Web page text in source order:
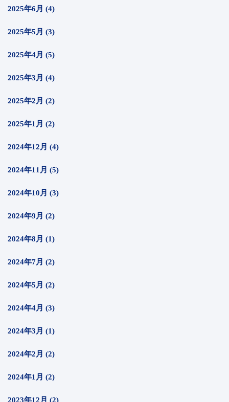
2025年6月 (4)
2025年5月 (3)
2025年4月 (5)
2025年3月 (4)
2025年2月 (2)
2025年1月 (2)
2024年12月 (4)
2024年11月 (5)
2024年10月 (3)
2024年9月 (2)
2024年8月 (1)
2024年7月 (2)
2024年5月 (2)
2024年4月 (3)
2024年3月 (1)
2024年2月 (2)
2024年1月 (2)
2023年12月 (2)